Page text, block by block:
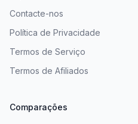
Contacte-nos
Política de Privacidade
Termos de Serviço
Termos de Afiliados
Comparações